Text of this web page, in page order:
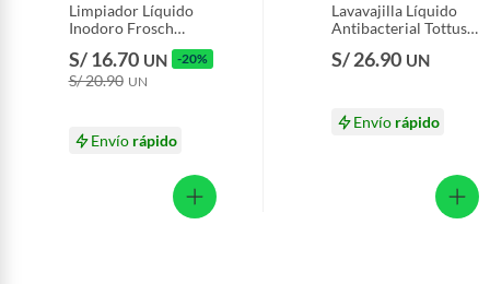
Limpiador Líquido
Inodoro Frosch
Limón Envase 750 mL
S/ 16.70 UN -20%
S/ 20.90 UN
Envío rápido
Lavavajilla Líquido
Antibacterial Tottus
S/ 26.90 UN
Envío rápido